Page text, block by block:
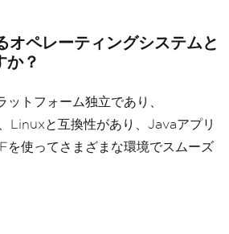
ペレーティングシステムと
か？
トフォーム独立であり、
と互換性があり、Javaアプリ
を使ってさまざまな環境でスムーズ